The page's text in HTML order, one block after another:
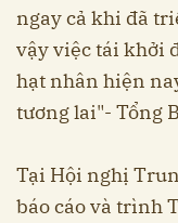
ngay cả khi đã
vậy việc tái khởi
hạt nhân hiện
tương lai"- Tổng
Tại Hội nghị
báo cáo và trình